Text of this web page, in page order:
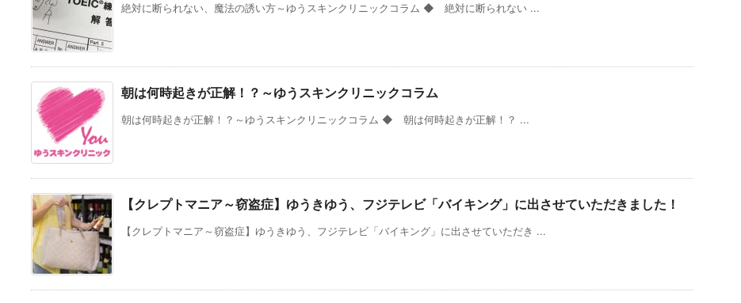
絶対に断られない、魔法の誘い方～ゆうスキンクリニックコラム ◆ 絶対に断られない ...
朝は何時起きが正解！？～ゆうスキンクリニックコラム
朝は何時起きが正解！？～ゆうスキンクリニックコラム ◆ 朝は何時起きが正解！？ ...
【クレプトマニア～窃盗症】ゆうきゆう、フジテレビ「バイキング」に出させていただきました！
【クレプトマニア～窃盗症】ゆうきゆう、フジテレビ「バイキング」に出させていただき ...